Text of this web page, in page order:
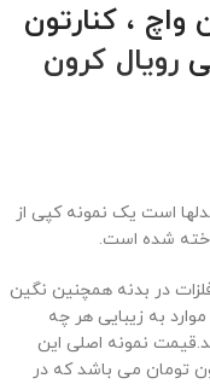
واچ ، کنارتون
رویال کرون
است یک نمونه کپی از
شده است.
در بدنه همچنین نگین
به زیبایی هر چه
نمونه اصلی این
بالای ۴۰ میلیون تومان می باشد که در